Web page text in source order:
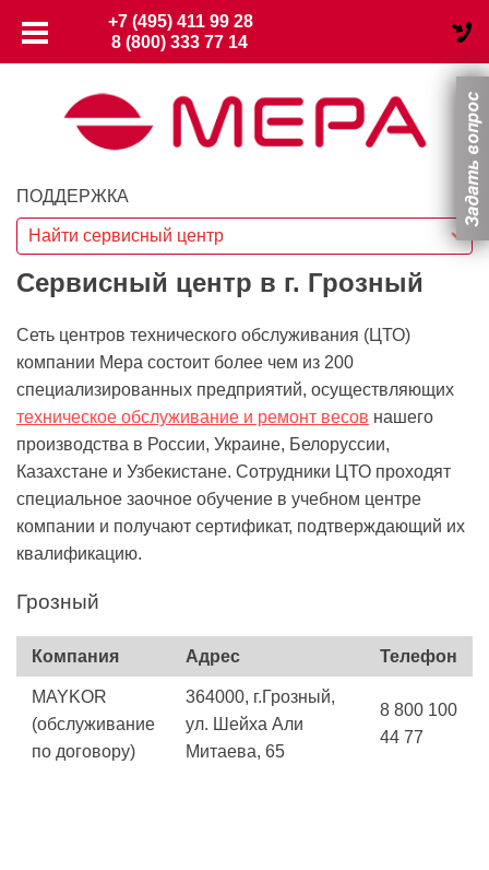
+7 (495) 411 99 28
8 (800) 333 77 14
ПОДДЕРЖКА
Найти сервисный центр
Сервисный центр в г. Грозный
Сеть центров технического обслуживания (ЦТО)
компании Мера состоит более чем из 200
специализированных предприятий, осуществляющих
техническое обслуживание и ремонт весов нашего
производства в России, Украине, Белоруссии,
Казахстане и Узбекистане. Сотрудники ЦТО проходят
специальное заочное обучение в учебном центре
компании и получают сертификат, подтверждающий их
квалификацию.
Грозный
Компания Адрес Телефон
MAYKOR
(обслуживание
по договору)
364000, г.Грозный,
ул. Шейха Али
Митаева, 65
8 800 100
44 77